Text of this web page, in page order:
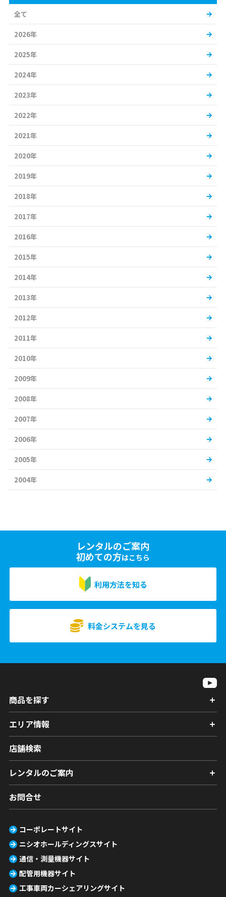
全て
2026年
2025年
2024年
2023年
2022年
2021年
2020年
2019年
2018年
2017年
2016年
2015年
2014年
2013年
2012年
2011年
2010年
2009年
2008年
2007年
2006年
2005年
2004年
レンタルのご案内
初めての方はこちら
利用方法を知る
料金システムを見る
商品を探す
エリア情報
店舗検索
レンタルのご案内
お問合せ
コーポレートサイト
ニシオホールディングスサイト
通信・測量機器サイト
配管用機器サイト
工事車両カーシェアリングサイト